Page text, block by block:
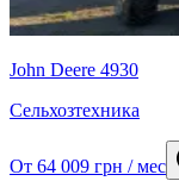
John Deere 4930
Сельхозтехника
От 64 009 грн / мес